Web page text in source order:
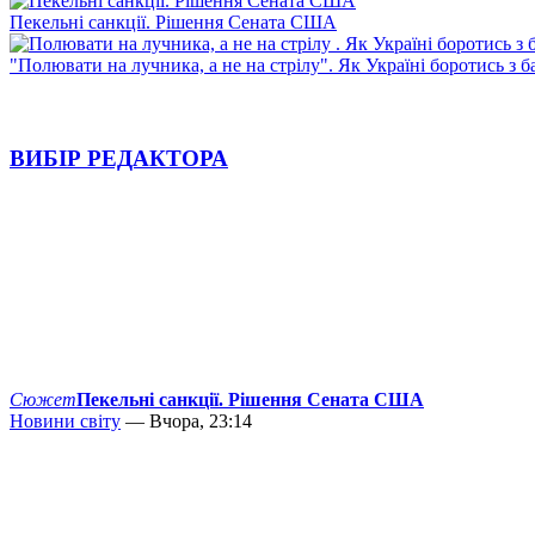
Пекельні санкції. Рішення Сената США
"Полювати на лучника, а не на стрілу". Як Україні боротись з
ВИБІР РЕДАКТОРА
СюжетПекельні санкції. Рішення Сената США
Новини світу — Вчора, 23:14